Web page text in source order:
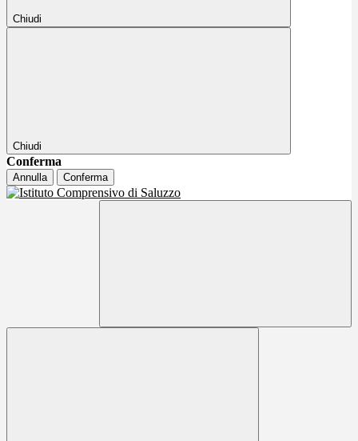
Chiudi
Chiudi
Conferma
Annulla Conferma